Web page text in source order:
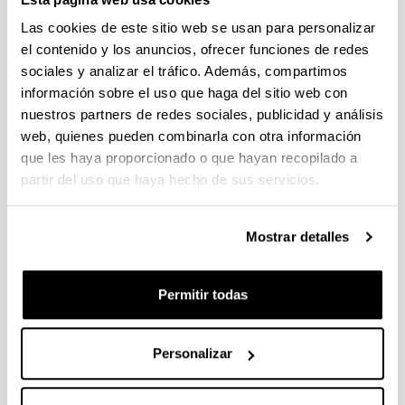
Las cookies de este sitio web se usan para personalizar
el contenido y los anuncios, ofrecer funciones de redes
sociales y analizar el tráfico. Además, compartimos
información sobre el uso que haga del sitio web con
nuestros partners de redes sociales, publicidad y análisis
web, quienes pueden combinarla con otra información
que les haya proporcionado o que hayan recopilado a
partir del uso que haya hecho de sus servicios.
Mostrar detalles
Permitir todas
Personalizar
FORMACIÓN DE PERSONAL
INVESTIGADOR EN EL SECTOR
AGRARIO, PESQUERO Y
ALIMENTARIO VASCO 2026-
IKERTALENT (GOBIERNO VASCO)
Predoctoral
Plazo de presentación cerrado: 26/05/2026 -
(12/06/2026) Listado provisional de solicitudes
de 2026, inclusive.
Listados
Datos de contacto